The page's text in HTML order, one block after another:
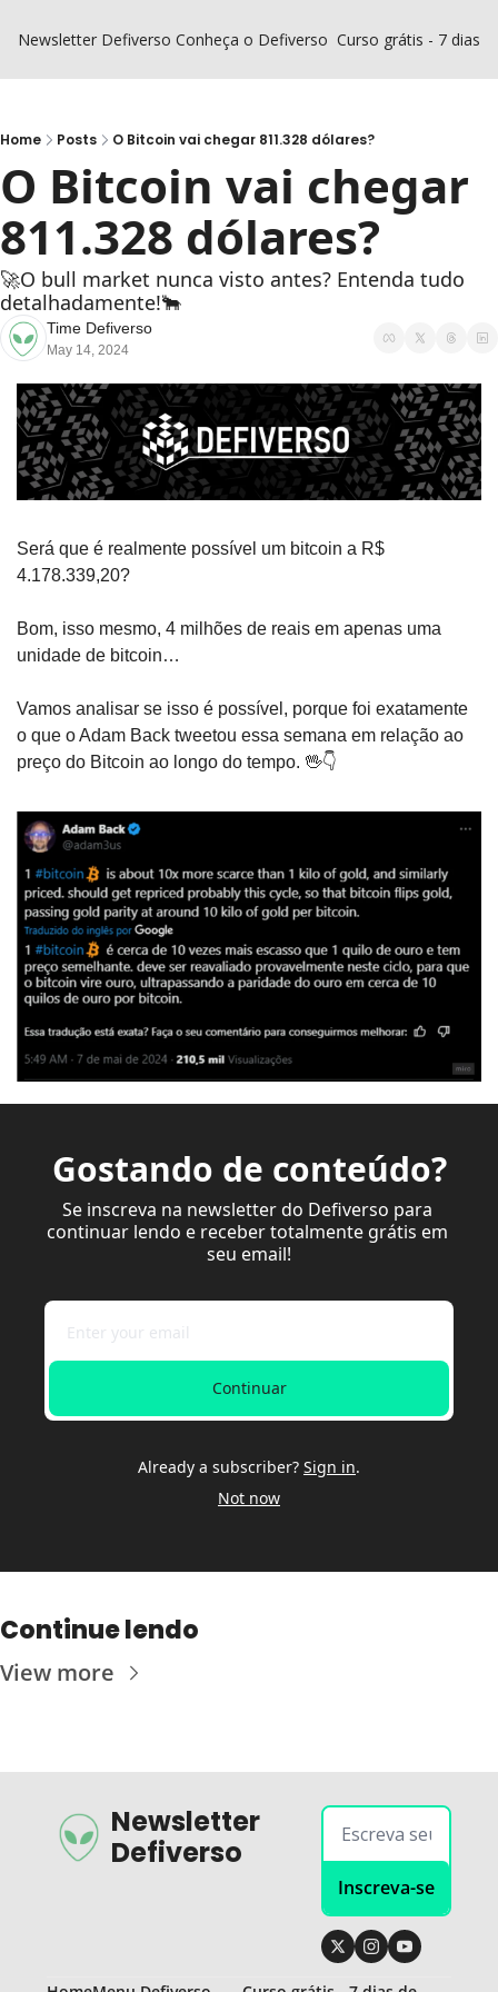
Newsletter Defiverso Conheça o Defiverso Curso grátis - 7 dias
Home Posts O Bitcoin vai chegar 811.328 dólares?
O Bitcoin vai chegar
811.328 dólares?
🚀O bull market nunca visto antes? Entenda tudo
detalhadamente!🐂
Time Defiverso
May 14, 2024
Será que é realmente possível um bitcoin a R$
4.178.339,20?
Bom, isso mesmo, 4 milhões de reais em apenas uma
unidade de bitcoin…
Vamos analisar se isso é possível, porque foi exatamente
o que o Adam Back tweetou essa semana em relação ao
preço do Bitcoin ao longo do tempo. 🖖👇
Gostando de conteúdo?
Se inscreva na newsletter do Defiverso para
continuar lendo e receber totalmente grátis em
seu email!
Continuar
Already a subscriber? Sign in.
Not now
Continue lendo
View more
Newsletter
Defiverso
Inscreva-se